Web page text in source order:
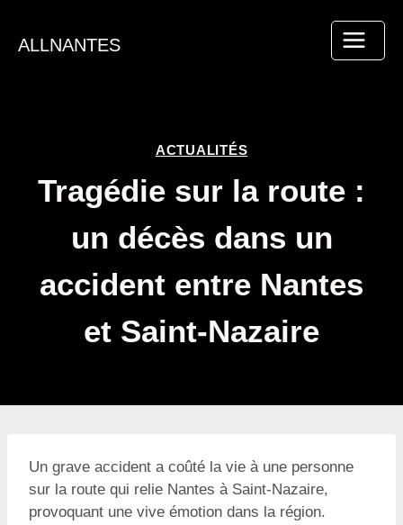
contenu
ALLNANTES
ACTUALITÉS
Tragédie sur la route :
un décès dans un
accident entre Nantes
et Saint-Nazaire
Un grave accident a coûté la vie à une personne
sur la route qui relie Nantes à Saint-Nazaire,
provoquant une vive émotion dans la région.